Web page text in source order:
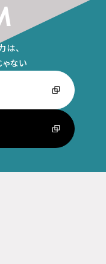
は、
ゃない